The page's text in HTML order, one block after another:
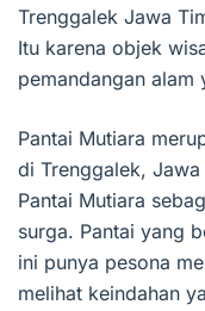
Trenggalek Jawa
Itu karena objek
pemandangan alam
Pantai Mutiara
di Trenggalek,
Pantai Mutiara
surga. Pantai yang
ini punya pesona
melihat keindahan